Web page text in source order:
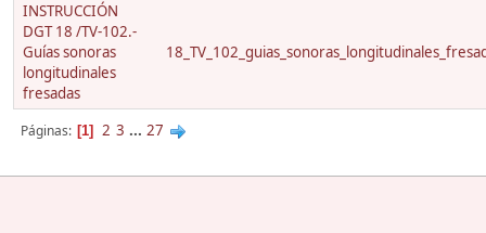
INSTRUCCIÓN
DGT 18 /TV-102.-
Guías sonoras
longitudinales
fresadas
Páginas 1 2 3 ... 27